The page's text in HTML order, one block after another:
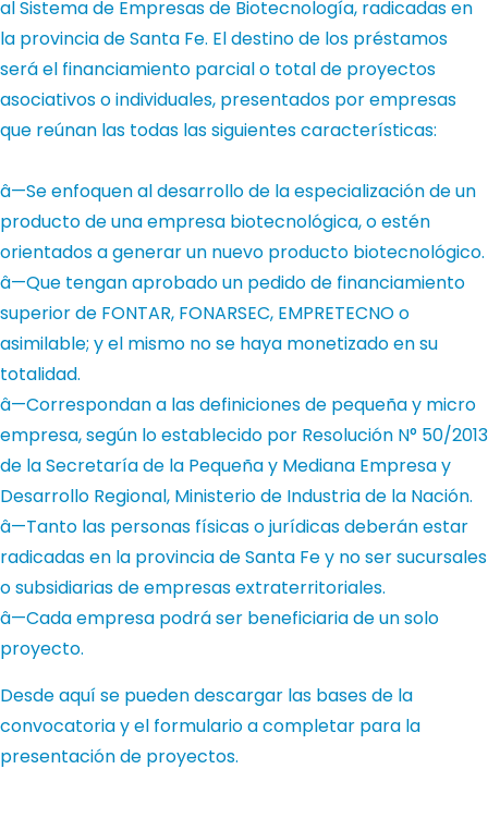
al Sistema de Empresas de Biotecnología, radicadas en
la provincia de Santa Fe. El destino de los préstamos
será el financiamiento parcial o total de proyectos
asociativos o individuales, presentados por empresas
que reúnan las todas las siguientes características:
â—Se enfoquen al desarrollo de la especialización de un
producto de una empresa biotecnológica, o estén
orientados a generar un nuevo producto biotecnológico.
â—Que tengan aprobado un pedido de financiamiento
superior de FONTAR, FONARSEC, EMPRETECNO o
asimilable; y el mismo no se haya monetizado en su
totalidad.
â—Correspondan a las definiciones de pequeña y micro
empresa, según lo establecido por Resolución N° 50/2013
de la Secretaría de la Pequeña y Mediana Empresa y
Desarrollo Regional, Ministerio de Industria de la Nación.
â—Tanto las personas físicas o jurídicas deberán estar
radicadas en la provincia de Santa Fe y no ser sucursales
o subsidiarias de empresas extraterritoriales.
â—Cada empresa podrá ser beneficiaria de un solo
proyecto.
Desde aquí se pueden descargar las bases de la
convocatoria y el formulario a completar para la
presentación de proyectos.